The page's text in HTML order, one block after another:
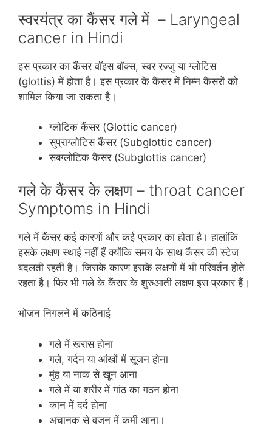
स्वरयंत्र का कैंसर गले में – Laryngeal
cancer in Hindi
इस प्रकार का कैंसर वॉइस बॉक्‍स, स्‍वर रज्‍जु या ग्‍लोटिस
(glottis) में होता है। इस प्रकार के कैंसर में निम्‍न कैंसरों को
शामिल किया जा सकता है।
ग्लोटिक कैंसर (Glottic cancer)
सुप्राग्लोटिस कैंसर (Subglottic cancer)
सबग्लोटिक कैंसर (Subglottis cancer)
गले के कैंसर के लक्षण – throat cancer
Symptoms in Hindi
गले में कैंसर कई कारणों और कई प्रकार का होता है। हालांकि
इसके लक्षण स्‍थाई नहीं हैं क्‍योंकि समय के साथ कैंसर की स्‍टेज
बदलती रहती है। जिसके कारण इसके लक्षणों में भी परिवर्तन होते
रहता है। फिर भी गले के कैंसर के शुरुआती लक्षण इस प्रकार हैं।
भोजन निगलने में कठिनाई
गले में खरास होना
गले, गर्दन या आंखों में सूजन होना
मुंह या नाक से खून आना
गले में या शरीर में गांठ का गठन होना
कान में दर्द होना
अचानक से वजन में कमी आना।